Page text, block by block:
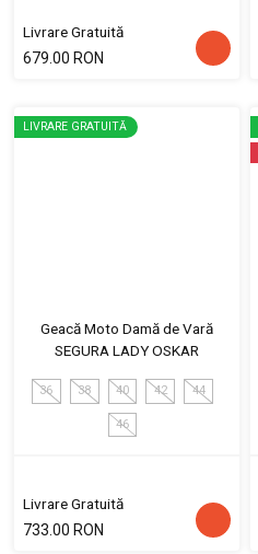
Livrare Gratuită
679.00 RON
LIVRARE GRATUITĂ
Geacă Moto Damă de Vară
SEGURA LADY OSKAR
36 38 40 42 44
46
Livrare Gratuită
733.00 RON